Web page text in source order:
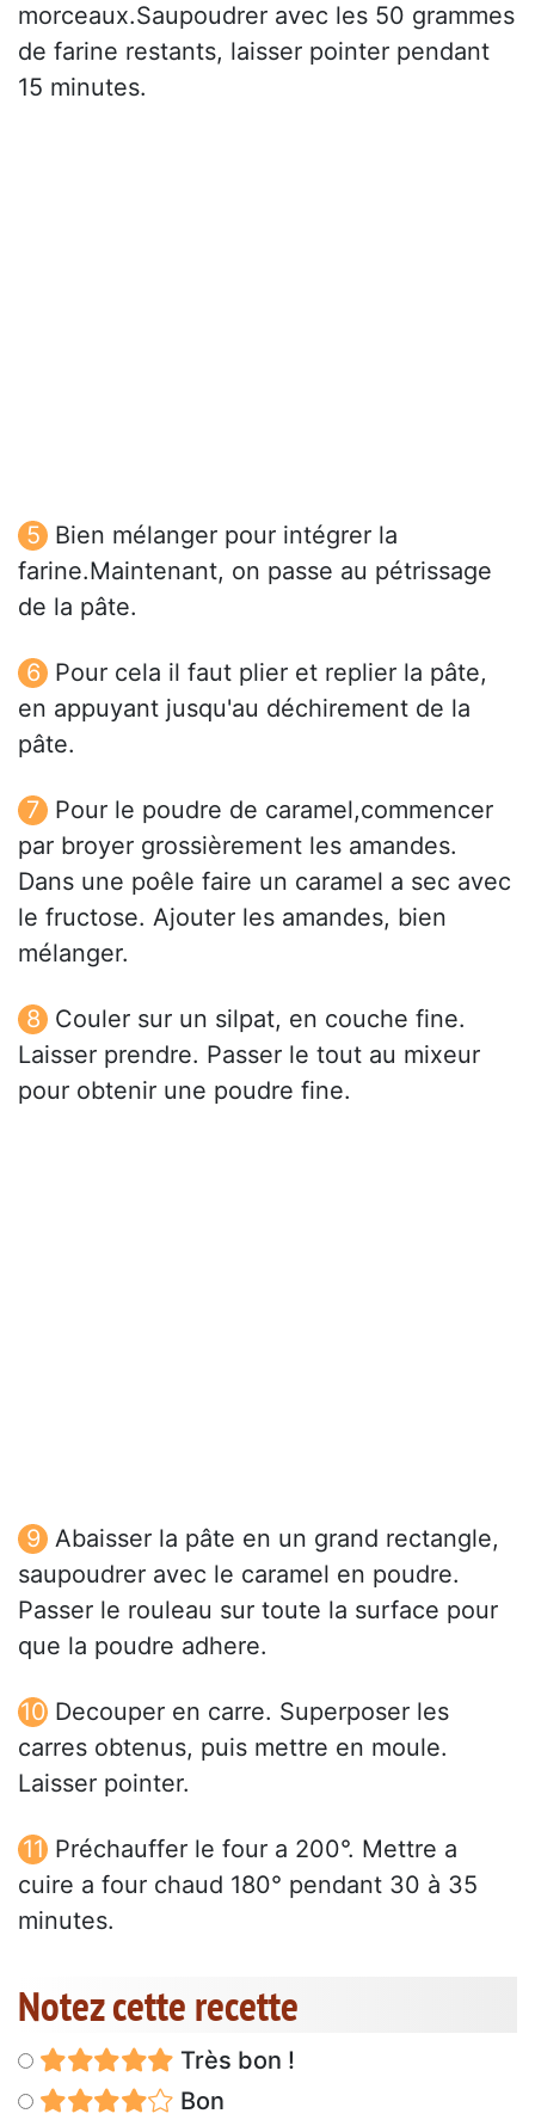
morceaux.Saupoudrer avec les 50 grammes
de farine restants, laisser pointer pendant
15 minutes.
Bien mélanger pour intégrer la
farine.Maintenant, on passe au pétrissage
de la pâte.
Pour cela il faut plier et replier la pâte,
en appuyant jusqu'au déchirement de la
pâte.
Pour le poudre de caramel,commencer
par broyer grossièrement les amandes.
Dans une poêle faire un caramel a sec avec
le fructose. Ajouter les amandes, bien
mélanger.
Couler sur un silpat, en couche fine.
Laisser prendre. Passer le tout au mixeur
pour obtenir une poudre fine.
Abaisser la pâte en un grand rectangle,
saupoudrer avec le caramel en poudre.
Passer le rouleau sur toute la surface pour
que la poudre adhere.
Decouper en carre. Superposer les
carres obtenus, puis mettre en moule.
Laisser pointer.
Préchauffer le four a 200°. Mettre a
cuire a four chaud 180° pendant 30 à 35
minutes.
Notez cette recette
Très bon !
Bon